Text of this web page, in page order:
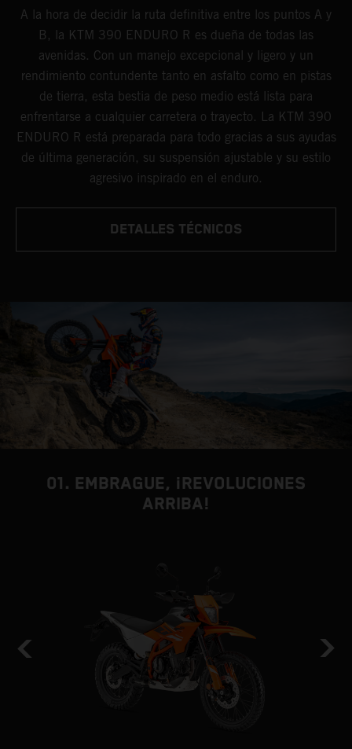
A la hora de decidir la ruta definitiva entre los puntos A y
B, la KTM 390 ENDURO R es dueña de todas las
avenidas. Con un manejo excepcional y ligero y un
rendimiento contundente tanto en asfalto como en pistas
de tierra, esta bestia de peso medio está lista para
enfrentarse a cualquier carretera o trayecto. La KTM 390
ENDURO R está preparada para todo gracias a sus ayudas
de última generación, su suspensión ajustable y su estilo
agresivo inspirado en el enduro.
DETALLES TÉCNICOS
01. EMBRAGUE, ¡REVOLUCIONES
ARRIBA!